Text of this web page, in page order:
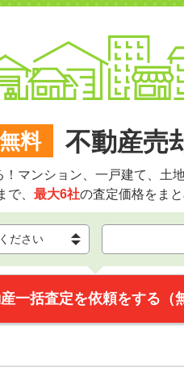
料 不動産売
マンション、一戸建て、土
、 最大6社の査定価格をま
一括査定を依頼をする（